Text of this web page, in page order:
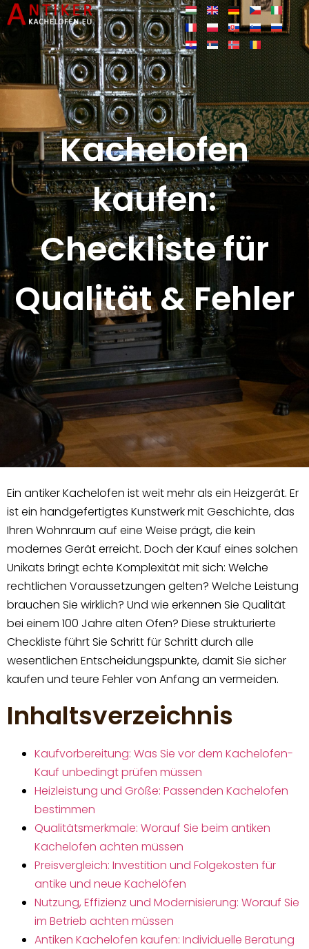
Kachelofen
kaufen:
Checkliste für
Qualität & Fehler
Ein antiker Kachelofen ist weit mehr als ein Heizgerät. Er
ist ein handgefertigtes Kunstwerk mit Geschichte, das
Ihren Wohnraum auf eine Weise prägt, die kein
modernes Gerät erreicht. Doch der Kauf eines solchen
Unikats bringt echte Komplexität mit sich: Welche
rechtlichen Voraussetzungen gelten? Welche Leistung
brauchen Sie wirklich? Und wie erkennen Sie Qualität
bei einem 100 Jahre alten Ofen? Diese strukturierte
Checkliste führt Sie Schritt für Schritt durch alle
wesentlichen Entscheidungspunkte, damit Sie sicher
kaufen und teure Fehler von Anfang an vermeiden.
Inhaltsverzeichnis
Kaufvorbereitung: Was Sie vor dem Kachelofen-
Kauf unbedingt prüfen müssen
Heizleistung und Größe: Passenden Kachelofen
bestimmen
Qualitätsmerkmale: Worauf Sie beim antiken
Kachelofen achten müssen
Preisvergleich: Investition und Folgekosten für
antike und neue Kachelöfen
Nutzung, Effizienz und Modernisierung: Worauf Sie
im Betrieb achten müssen
Antiken Kachelofen kaufen: Individuelle Beratung